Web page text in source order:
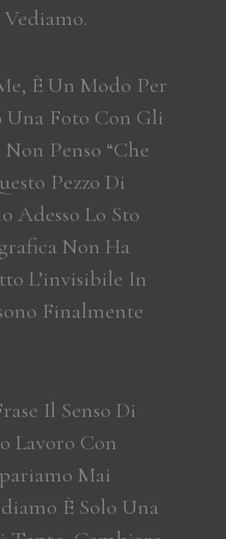
È Un Modo Per
Foto Con Gli
Penso “che
Pezzo Di
Adesso Lo Sto
Non Ha
L’invisibile In
Finalmente
Il Senso Di
Lavoro Con
Mai
È Solo Una